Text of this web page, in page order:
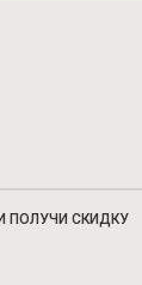
ПОЛУЧИ СКИДКУ